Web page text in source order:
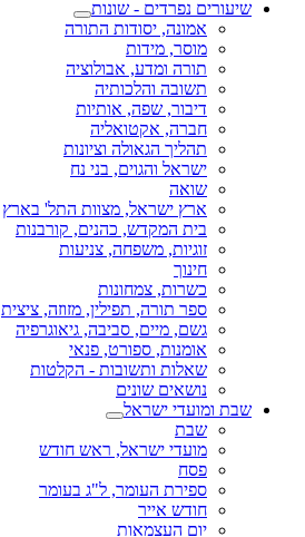
שיעורים נפרדים - שונות
אמונה, יסודות התורה
מוסר, מידות
תורה ומדע, אבולוציה
תשובה והלכותיה
דיבור, שפה, אותיות
חברה, אקטואליה
תהליך הגאולה וציונות
ישראל והגוים, בני נח
שואה
ארץ ישראל, מצוות התל' בארץ
בית המקדש, כהנים, קורבנות
זוגיות, משפחה, צניעות
חינוך
כשרות, צמחונות
ספר תורה, תפילין, מזוזה, ציצית
גשם, מיים, סביבה, גיאוגרפיה
אומנות, ספורט, פנאי
שאלות ותשובות - הקלטות
נושאים שונים
שבת ומועדי ישראל
שבת
מועדי ישראל, ראש חודש
פסח
ספירת העומר, ל"ג בעומר
חודש אייר
יום העצמאות